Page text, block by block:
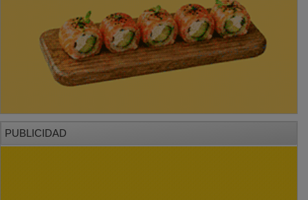
PUBLICIDAD